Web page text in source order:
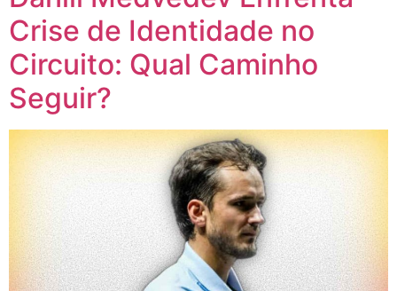
Crise de Identidade no
Circuito: Qual Caminho
Seguir?